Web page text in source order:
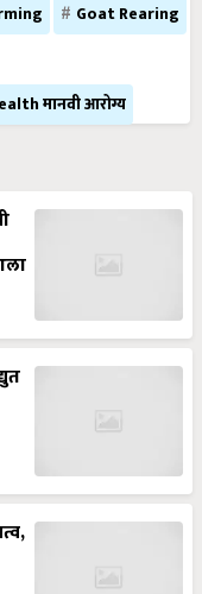
Goat Rearing
मानवी आरोग्य